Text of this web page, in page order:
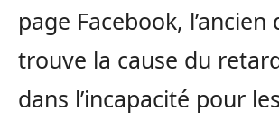
page Facebook, l’ancien
trouve la cause du
dans l’incapacité pour